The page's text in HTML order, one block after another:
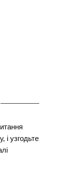
і узгодьте